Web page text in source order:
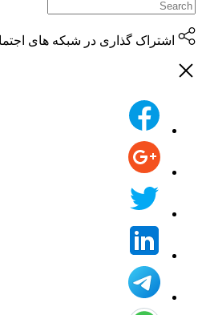
اشتراک گذاری در شبکه های اجتماعی